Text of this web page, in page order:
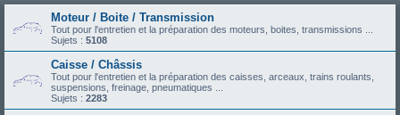
Moteur / Boite / Transmission
Tout pour l'entretien et la préparation des moteurs, boites, transmissions ...
Sujets : 5108
Caisse / Châssis
Tout pour l'entretien et la préparation des caisses, arceaux, trains roulants,
suspensions, freinage, pneumatiques ...
Sujets : 2283